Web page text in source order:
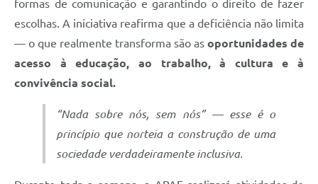
formas de comunicação e garantindo o direito de fazer
escolhas. A iniciativa reafirma que a deficiência não limita
— o que realmente transforma são as oportunidades de
acesso à educação, ao trabalho, à cultura e à
convivência social.
“Nada sobre nós, sem nós” — esse é o
princípio que norteia a construção de uma
sociedade verdadeiramente inclusiva.